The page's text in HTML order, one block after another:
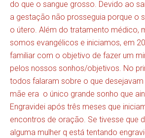
do que o sangue grosso. Devido ao
a gestação não prosseguia porque o
o útero. Além do tratamento médico,
somos evangélicos e iniciamos, em
familiar com o objetivo de fazer um
pelos nossos sonhos/objetivos. No
todos falaram sobre o que
mãe era o único grande sonho que
Engravidei após três meses que
encontros de oração. Se tivesse que
alguma mulher q está tentando